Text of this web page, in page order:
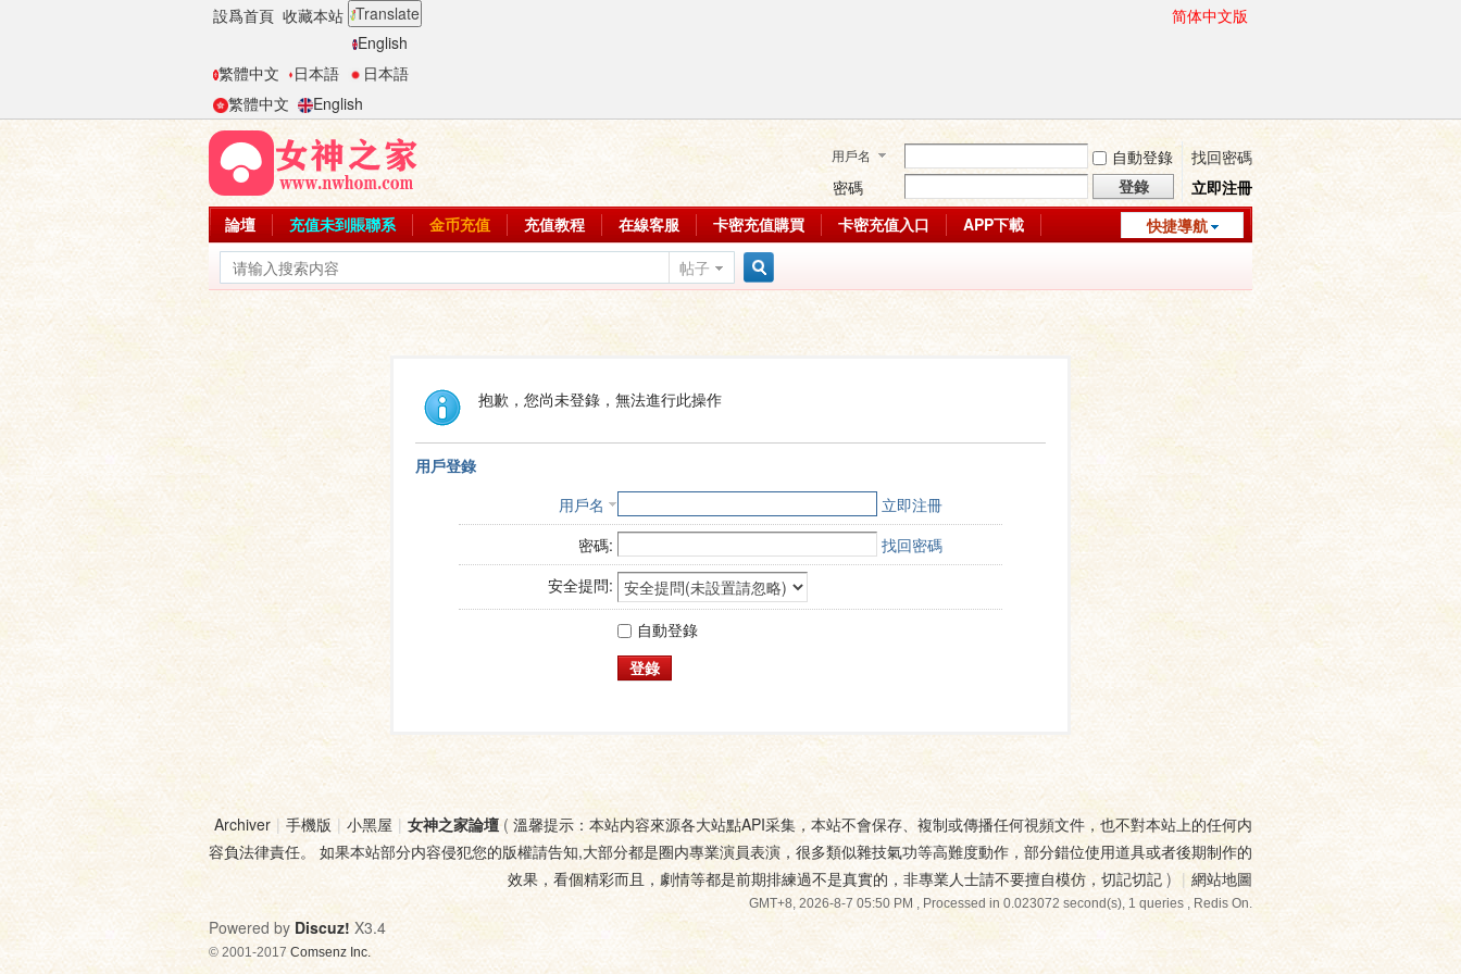
設爲首頁 收藏本站 Translate
English
繁體中文
日本語
日本語
繁體中文
English
简体中文版
用戶名 自動登錄
找回密碼
密碼
登錄
立即注冊
快捷導航
論壇 充值未到賬聯系 金币充值 充值教程 在線客服 卡密充值購買 卡密充值入口
APP下載
帖子
抱歉，您尚未登錄，無法進行此操作
用戶登錄
用戶名
立即注冊
密碼:
找回密碼
安全提問:
自動登錄
登錄
Archiver | 手機版 | 小黑屋 | 女神之家論壇( 溫馨提示：本站内容來源各大站點API采集，本站不會保存、複制或傳播任何視頻文件，也不對本站上的任何内
容負法律責任。 如果本站部分内容侵犯您的版權請告知,大部分都是圈内專業演員表演，很多類似雜技氣功等高難度動作，部分錯位使用道具或者後期制作的
效果，看個精彩而且，劇情等都是前期排練過不是真實的，非專業人士請不要擅自模仿，切記切記 ) | 網站地圖
GMT+8, 2026-8-7 05:50 PM, Processed in 0.023072 second(s), 1 queries , Redis On.
Powered by Discuz! X3.4
© 2001-2017 Comsenz Inc.